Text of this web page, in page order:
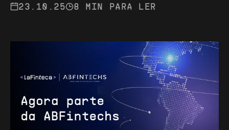
MEXICA
COLÔMBIA
23.10.25 8 MIN PARA LER